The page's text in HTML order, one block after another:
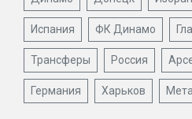
Испания ФК Динамо
Трансферы Россия
Германия Харьков